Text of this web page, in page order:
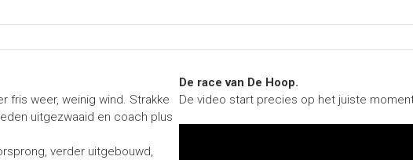
fris weer, weinig wind. Strakke
uitgezwaaid en coach plus
verder uitgebouwd,
De race van De Hoop.
De video start precies op het juiste